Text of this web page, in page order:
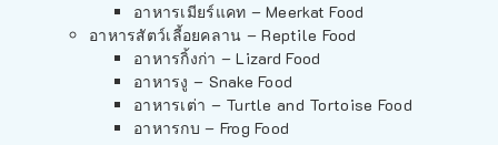
อาหารเมียร์แคท – Meerkat Food
อาหารสัตว์เลี้อยคลาน – Reptile Food
อาหารกิ้งก่า – Lizard Food
อาหารงู – Snake Food
อาหารเต่า – Turtle and Tortoise Food
อาหารกบ – Frog Food